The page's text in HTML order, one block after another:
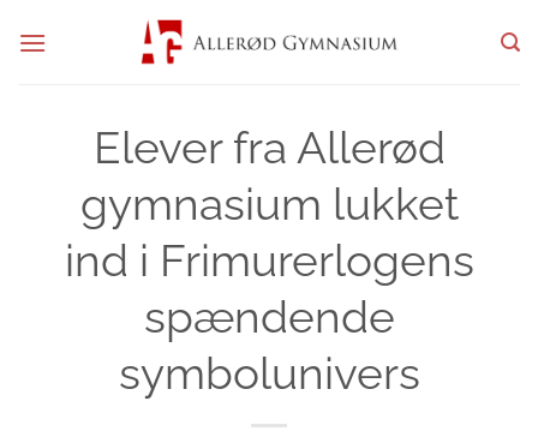
Elever fra Allerød
gymnasium lukket
ind i Frimurerlogens
spændende
symbolunivers